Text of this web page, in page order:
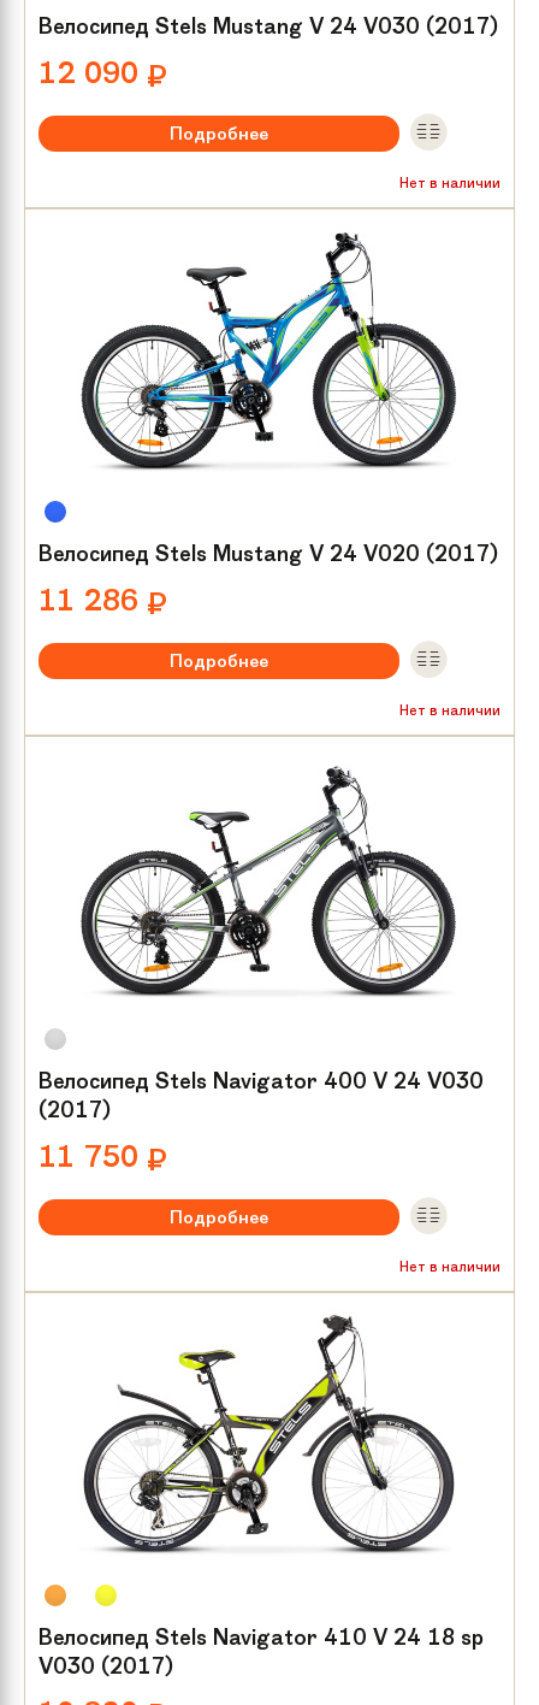
Велосипед Stels Mustang V 24 V030 (2017)
12 090 ₽
Подробнее
Нет в наличии
Велосипед Stels Mustang V 24 V020 (2017)
11 286 ₽
Подробнее
Нет в наличии
Велосипед Stels Navigator 400 V 24 V030
(2017)
11 750 ₽
Подробнее
Нет в наличии
Тип тормозов:V-brake
Велосипед Stels Navigator 410 V 24 18 sp
V030 (2017)